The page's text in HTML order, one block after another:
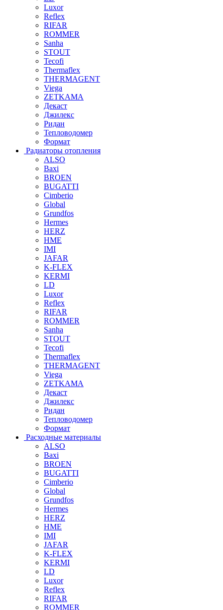
Luxor
Reflex
RIFAR
ROMMER
Sanha
STOUT
Tecofi
Thermaflex
THERMAGENT
Viega
ZETKAMA
Декаст
Джилекс
Ридан
Тепловодомер
Формат
Радиаторы отопления
ALSO
Baxi
BROEN
BUGATTI
Cimberio
Global
Grundfos
Hermes
HERZ
HME
IMI
JAFAR
K-FLEX
KERMI
LD
Luxor
Reflex
RIFAR
ROMMER
Sanha
STOUT
Tecofi
Thermaflex
THERMAGENT
Viega
ZETKAMA
Декаст
Джилекс
Ридан
Тепловодомер
Формат
Расходные материалы
ALSO
Baxi
BROEN
BUGATTI
Cimberio
Global
Grundfos
Hermes
HERZ
HME
IMI
JAFAR
K-FLEX
KERMI
LD
Luxor
Reflex
RIFAR
ROMMER